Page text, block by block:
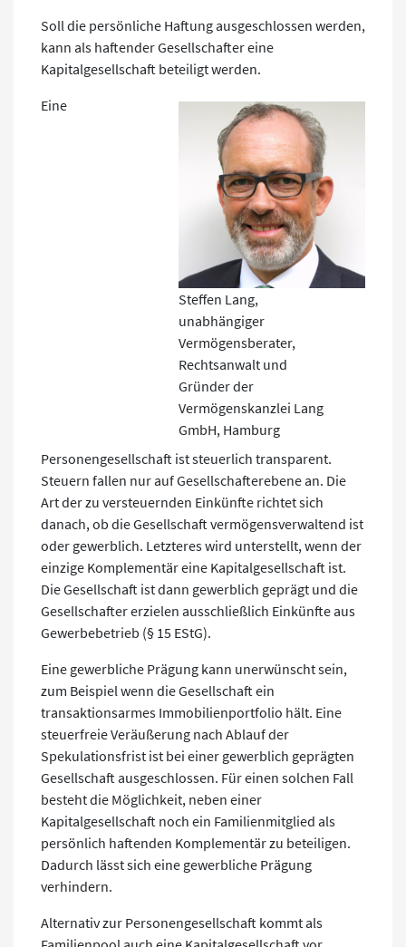
Soll die persönliche Haftung ausgeschlossen werden,
kann als haftender Gesellschafter eine
Kapitalgesellschaft beteiligt werden.
Steffen Lang,
unabhängiger
Vermögensberater,
Rechtsanwalt und
Gründer der
Vermögenskanzlei Lang
GmbH, Hamburg
Eine
Personengesellschaft ist steuerlich transparent.
Steuern fallen nur auf Gesellschafterebene an. Die
Art der zu versteuernden Einkünfte richtet sich
danach, ob die Gesellschaft vermögensverwaltend ist
oder gewerblich. Letzteres wird unterstellt, wenn der
einzige Komplementär eine Kapitalgesellschaft ist.
Die Gesellschaft ist dann gewerblich geprägt und die
Gesellschafter erzielen ausschließlich Einkünfte aus
Gewerbebetrieb (§ 15 EStG).
Eine gewerbliche Prägung kann unerwünscht sein,
zum Beispiel wenn die Gesellschaft ein
transaktionsarmes Immobilienportfolio hält. Eine
steuerfreie Veräußerung nach Ablauf der
Spekulationsfrist ist bei einer gewerblich geprägten
Gesellschaft ausgeschlossen. Für einen solchen Fall
besteht die Möglichkeit, neben einer
Kapitalgesellschaft noch ein Familienmitglied als
persönlich haftenden Komplementär zu beteiligen.
Dadurch lässt sich eine gewerbliche Prägung
verhindern.
Alternativ zur Personengesellschaft kommt als